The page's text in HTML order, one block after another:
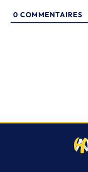
0 COMMENTAIRES